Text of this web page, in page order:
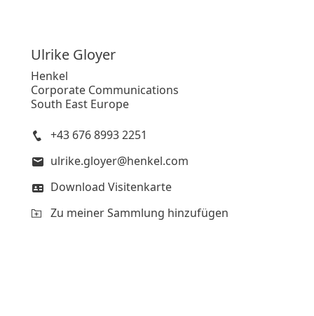
Ulrike Gloyer
Henkel
Corporate Communications
South East Europe
+43 676 8993 2251
ulrike.gloyer@henkel.com
Download Visitenkarte
Zu meiner Sammlung hinzufügen